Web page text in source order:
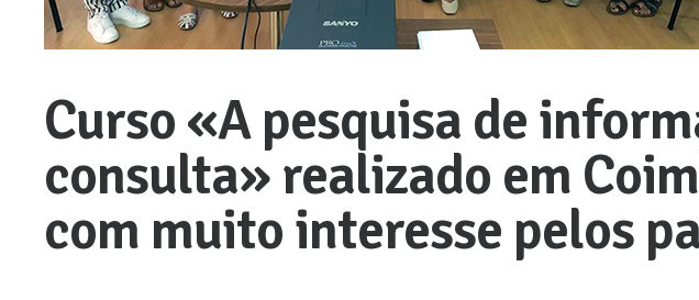
Curso «A pesquisa de
consulta» realizado em
com muito interesse pelos